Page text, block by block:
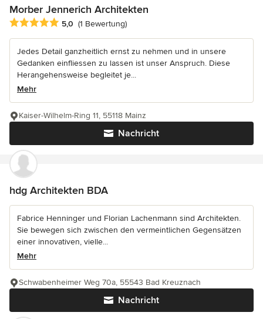
Morber Jennerich Architekten
Durchschnittliche Bewertung: 5 von 5 Sternen
5,0 (1 Bewertung)
Jedes Detail ganzheitlich ernst zu nehmen und in unsere
Gedanken einfliessen zu lassen ist unser Anspruch. Diese
Herangehensweise begleitet je...
Mehr
Nachricht
Kaiser-Wilhelm-Ring 11, 55118 Mainz
hdg Architekten BDA
Fabrice Henninger und Florian Lachenmann sind Architekten.
Sie bewegen sich zwischen den vermeintlichen Gegensätzen
einer innovativen, vielle...
Mehr
Nachricht
Schwabenheimer Weg 70a, 55543 Bad Kreuznach